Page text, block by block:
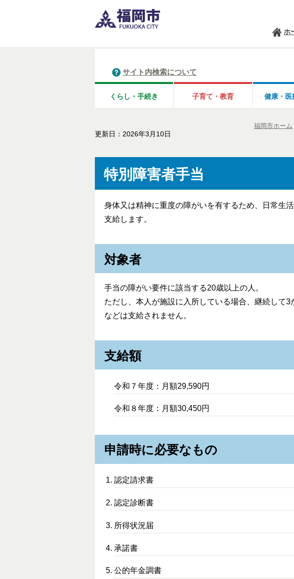
ホ
サイト内検索について
くらし・手続き 子育て・教育 健康・医
福岡市ホーム
更新日：2026年3月10日
特別障害者手当
身体又は精神に重度の障がいを有するため、日常生
支給します。
対象者
手当の障がい要件に該当する20歳以上の人。
ただし、本人が施設に入所している場合、継続して
などは支給されません。
支給額
令和７年度：月額29,590円
令和８年度：月額30,450円
申請時に必要なもの
認定請求書
認定診断書
所得状況届
承諾書
公的年金調書